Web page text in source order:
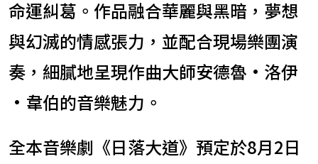
命運糾葛。作品融合華麗與黑暗，夢想
與幻滅的情感張力，並配合現場樂團演
奏，細膩地呈現作曲大師安德魯·洛伊
·韋伯的音樂魅力。
全本音樂劇《日落大道》預定於8月2日